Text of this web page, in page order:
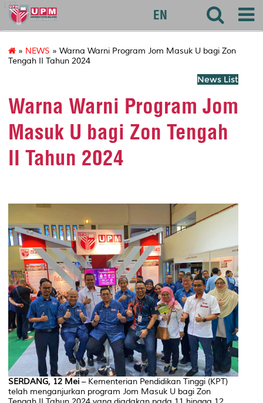
127
EN
» NEWS » Warna Warni Program Jom Masuk U bagi Zon
Tengah II Tahun 2024
News List
Warna Warni Program Jom
Masuk U bagi Zon Tengah
II Tahun 2024
SERDANG, 12 Mei – Kementerian Pendidikan Tinggi (KPT)
telah menganjurkan program Jom Masuk U bagi Zon